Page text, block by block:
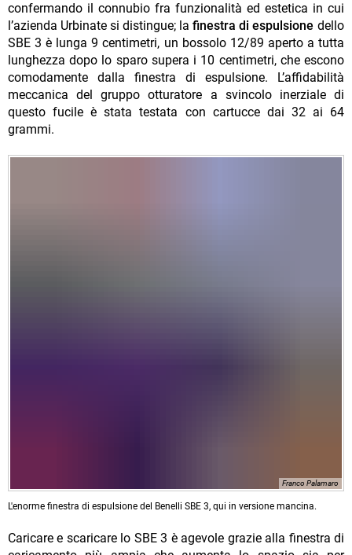
confermando il connubio fra funzionalità ed estetica in cui
l’azienda Urbinate si distingue; la finestra di espulsione dello
SBE 3 è lunga 9 centimetri, un bossolo 12/89 aperto a tutta
lunghezza dopo lo sparo supera i 10 centimetri, che escono
comodamente dalla finestra di espulsione. L’affidabilità
meccanica del gruppo otturatore a svincolo inerziale di
questo fucile è stata testata con cartucce dai 32 ai 64
grammi.
Franco Palamaro
L'enorme finestra di espulsione del Benelli SBE 3, qui in versione mancina.
Caricare e scaricare lo SBE 3 è agevole grazie alla finestra di